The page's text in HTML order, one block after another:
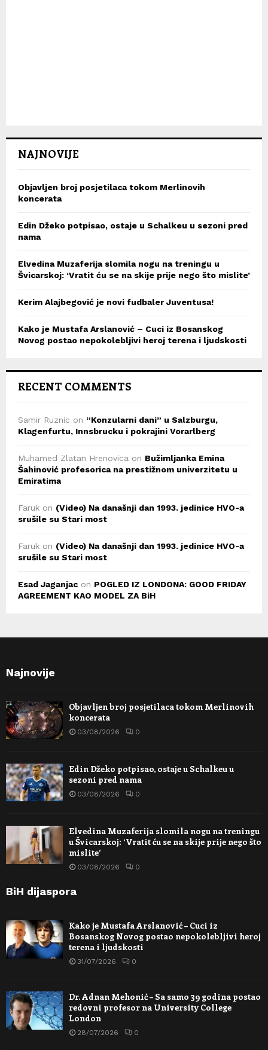
NAJNOVIJE
Objavljen broj posjetilaca tokom Merlinovih
koncerata
Edin Džeko potpisao, ostaje u Schalkeu u sezoni pred
nama
Elvedina Muzaferija slomila nogu na treningu u
Švicarskoj: ‘Vratit ću se na skije prije nego što mislite’
Kerim Alajbegović je novi fudbaler Juventusa!
Kako je Mustafa Arslanović – Cuci iz Bosanskog
Novog postao nepokolebljivi heroj terena i ljudskosti
RECENT COMMENTS
Samir Ruznic on “Konzularni dani” u Salzburgu,
Klagenfurtu, Innsbrucku i pokrajini Vorarlberg
Muhamed Zlatan Hrenovica on Bužimljanka Emina
Šahinović profesorica na prestižnom univerzitetu u
Emiratima
Faruk on (Video) Na današnji dan 1993. jedinice HVO-a
srušile su Stari most
Faruk on (Video) Na današnji dan 1993. jedinice HVO-a
srušile su Stari most
Esad Jaganjac on POGLED IZ LONDONA: GOOD FRIDAY
AGREEMENT KAO MODEL ZA BiH
Najnovije
Objavljen broj posjetilaca tokom Merlinovih
koncerata
03/08/2026 0
Edin Džeko potpisao, ostaje u Schalkeu u
sezoni pred nama
03/08/2026 0
Elvedina Muzaferija slomila nogu na treningu
u Švicarskoj: ‘Vratit ću se na skije prije nego što
mislite’
03/08/2026 0
BiH dijaspora
Kako je Mustafa Arslanović – Cuci iz
Bosanskog Novog postao nepokolebljivi heroj
terena i ljudskosti
31/07/2026 0
Dr. Adnan Mehonić – Sa samo 39 godina postao
redovni profesor na University College
London
28/07/2026 0